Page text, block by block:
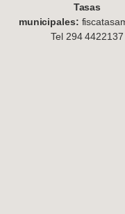
Tasas
municipales:
Tel 294 4422137